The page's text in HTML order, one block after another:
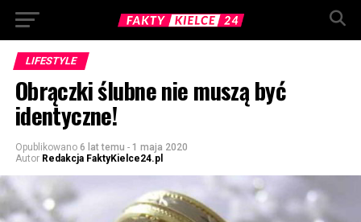
LIFESTYLE
Obrączki ślubne nie muszą być
identyczne!
Opublikowano 6 lat temu - 1 maja 2020
Autor Redakcja FaktyKielce24.pl